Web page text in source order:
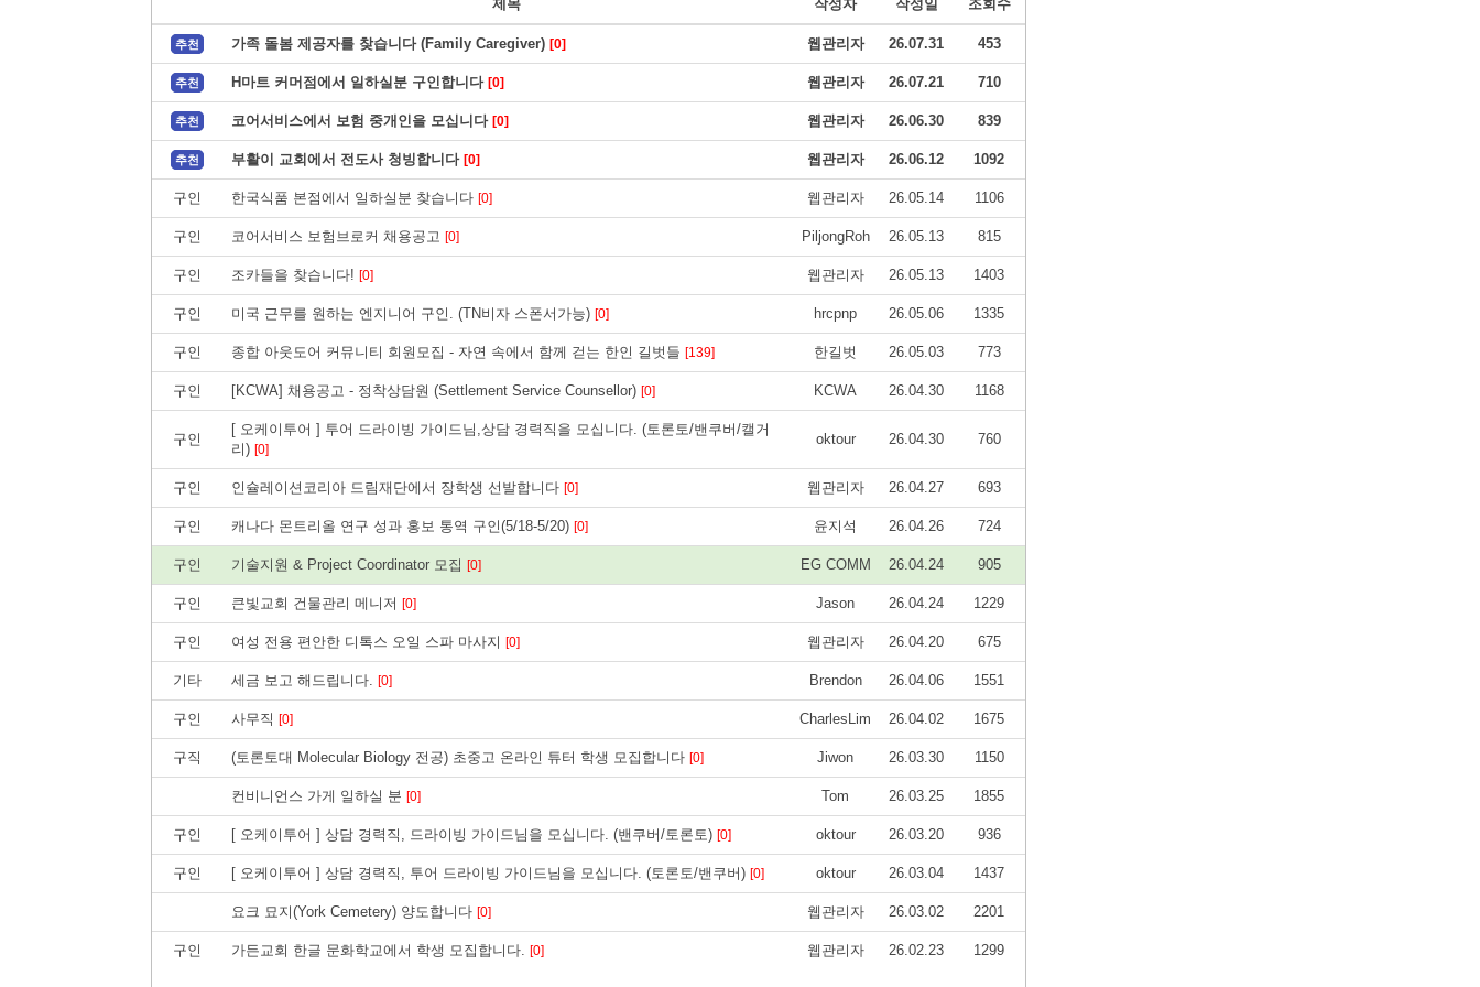
제목 작성자 작성일 조회수
추천 가족 돌봄 제공자를 찾습니다 (Family Caregiver) [0] 웹관리자 26.07.31 453
추천 H마트 커머점에서 일하실분 구인합니다 [0] 웹관리자 26.07.21 710
추천 코어서비스에서 보험 중개인을 모십니다 [0] 웹관리자 26.06.30 839
추천 부활이 교회에서 전도사 청빙합니다 [0] 웹관리자 26.06.12 1092
구인 한국식품 본점에서 일하실분 찾습니다 [0] 웹관리자 26.05.14 1106
구인 코어서비스 보험브로커 채용공고 [0] PiljongRoh 26.05.13 815
구인 조카들을 찾습니다! [0] 웹관리자 26.05.13 1403
구인 미국 근무를 원하는 엔지니어 구인. (TN비자 스폰서가능) [0] hrcpnp 26.05.06 1335
구인 종합 아웃도어 커뮤니티 회원모집 - 자연 속에서 함께 걷는 한인 길벗들 [139] 한길벗 26.05.03 773
구인 [KCWA] 채용공고 - 정착상담원 (Settlement Service Counsellor) [0] KCWA 26.04.30 1168
구인
[ 오케이투어 ] 투어 드라이빙 가이드님,상담 경력직을 모십니다. (토론토/밴쿠버/캘거
리) [0]
oktour 26.04.30 760
구인 인슐레이션코리아 드림재단에서 장학생 선발합니다 [0] 웹관리자 26.04.27 693
구인 캐나다 몬트리올 연구 성과 홍보 통역 구인(5/18-5/20) [0] 윤지석 26.04.26 724
구인 기술지원 & Project Coordinator 모집 [0] EG COMM 26.04.24 905
구인 큰빛교회 건물관리 메니저 [0] Jason 26.04.24 1229
구인 여성 전용 편안한 디톡스 오일 스파 마사지 [0] 웹관리자 26.04.20 675
기타 세금 보고 해드립니다. [0] Brendon 26.04.06 1551
구인 사무직 [0] CharlesLim 26.04.02 1675
구직 (토론토대 Molecular Biology 전공) 초중고 온라인 튜터 학생 모집합니다 [0] Jiwon 26.03.30 1150
컨비니언스 가게 일하실 분 [0] Tom 26.03.25 1855
구인 [ 오케이투어 ] 상담 경력직, 드라이빙 가이드님을 모십니다. (밴쿠버/토론토) [0] oktour 26.03.20 936
구인 [ 오케이투어 ] 상담 경력직, 투어 드라이빙 가이드님을 모십니다. (토론토/밴쿠버) [0] oktour 26.03.04 1437
요크 묘지(York Cemetery) 양도합니다 [0] 웹관리자 26.03.02 2201
구인 가든교회 한글 문화학교에서 학생 모집합니다. [0] 웹관리자 26.02.23 1299